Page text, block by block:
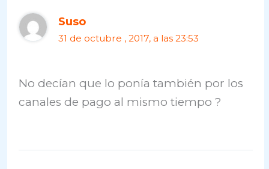
Suso
31 de octubre , 2017, a las 23:53
No decían que lo ponía también por los
canales de pago al mismo tiempo ?